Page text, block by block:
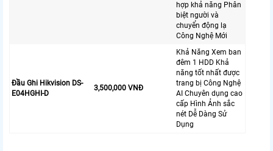
hợp khả năng Phân
biệt người và
chuyển động lạ
Công Nghệ Mới
Đầu Ghi Hikvision DS-
E04HGHI-D
3,500,000 VNĐ
Khả Năng Xem ban
đêm 1 HDD Khả
năng tốt nhất được
trang bị Công Nghệ
AI Chuyên dụng cao
cấp Hình Ảnh sắc
nét Dễ Dàng Sử
Dụng